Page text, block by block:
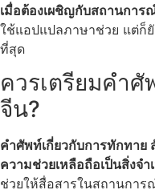
เมื่อต้องเผชิญกับสถานการ
ใช้แอปแปลภาษาช่วย แต่ก็
ที่สุด
ควรเตรียมคำศั
จีน?
คำศัพท์เกี่ยวกับการทักทาย
ความช่วยเหลือถือเป็นสิ่งจำ
ช่วยให้สื่อสารในสถานการ